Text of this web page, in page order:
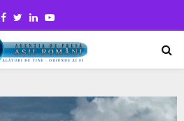
Facebook
TwitterLinkedinYoutube